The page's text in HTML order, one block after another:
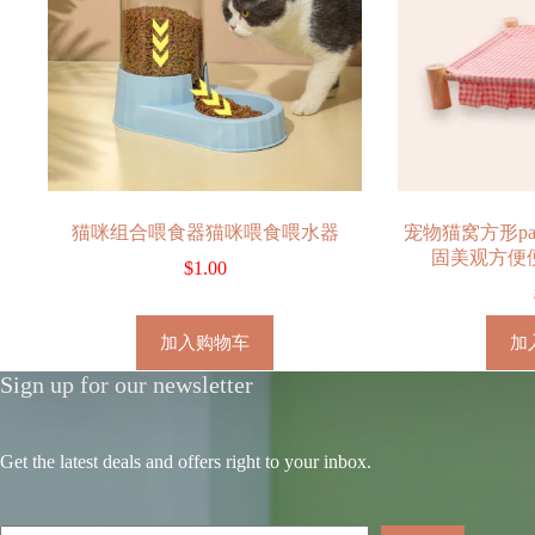
猫咪组合喂食器猫咪喂食喂水器
$1.00
加入购物车
宠物猫窝方形
固美观方便
加
Sign up for our newsletter
Get the latest deals and offers right to your inbox.